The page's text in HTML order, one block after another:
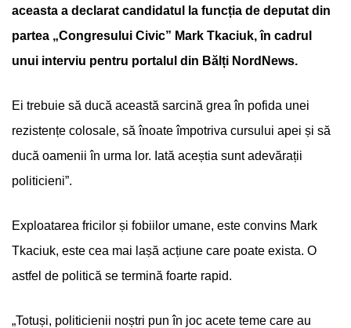
aceasta a declarat candidatul la funcția de deputat din
partea „Congresului Civic” Mark Tkaciuk, în cadrul
unui interviu pentru portalul din Bălți NordNews.
Ei trebuie să ducă această sarcină grea în pofida unei
rezistențe colosale, să înoate împotriva cursului apei și să
ducă oamenii în urma lor. Iată aceștia sunt adevărații
politicieni”.
Exploatarea fricilor și fobiilor umane, este convins Mark
Tkaciuk, este cea mai lașă acțiune care poate exista. O
astfel de politică se termină foarte rapid.
„Totuși, politicienii noștri pun în joc acete teme care au